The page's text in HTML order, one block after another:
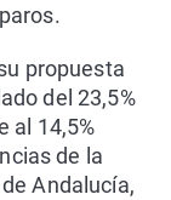
propuesta
del 23,5%
al 14,5%
de la
Andalucía,